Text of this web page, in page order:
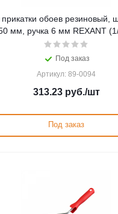
обоев резиновый,
мм, ручка 6 мм REXANT
Под заказ
Артикул: 89-0094
313.23руб./шт
Под заказ